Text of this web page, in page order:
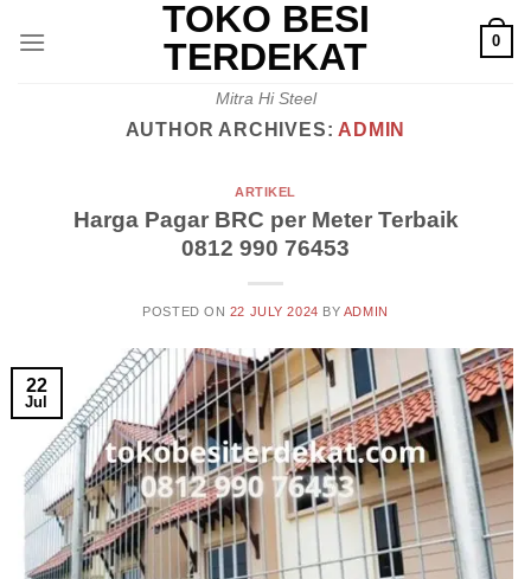
TOKO BESI
TERDEKAT
Mitra Hi Steel
0
AUTHOR ARCHIVES: ADMIN
ARTIKEL
Harga Pagar BRC per Meter Terbaik
0812 990 76453
POSTED ON 22 JULY 2024 BY ADMIN
22
Jul